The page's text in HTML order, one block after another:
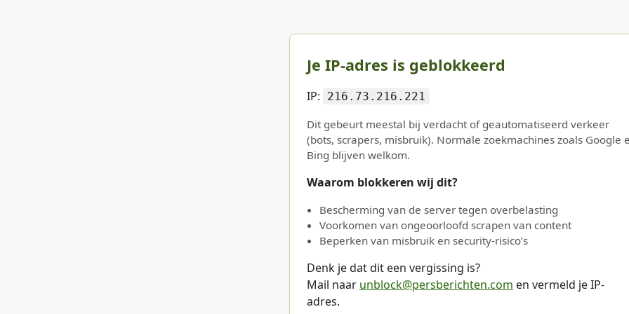
Je IP-adres is geblokkeerd
IP: 216.73.216.221
Dit gebeurt meestal bij verdacht of geautomatiseerd verkeer
(bots, scrapers, misbruik). Normale zoekmachines zoals Google
Bing blijven welkom.
Waarom blokkeren wij dit?
Bescherming van de server tegen overbelasting
Voorkomen van ongeoorloofd scrapen van content
Beperken van misbruik en security-risico’s
Denk je dat dit een vergissing is?
Mail naar unblock@persberichten.com en vermeld je IP-
adres.